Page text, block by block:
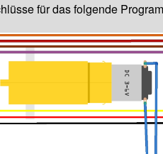
für das folgende